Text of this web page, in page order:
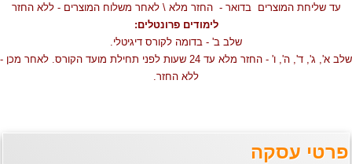
עד שליחת המוצרים בדואר - החזר מלא \ לאחר משלוח המוצרים - ללא החזר
לימודים פרונטלים:
שלב ב' - בדומה לקורס דיגיטלי.
שלב א', ג', ד', ה', ו' - החזר מלא עד 24 שעות לפני תחילת מועד הקורס. לאחר מכן -
ללא החזר.
עסקה